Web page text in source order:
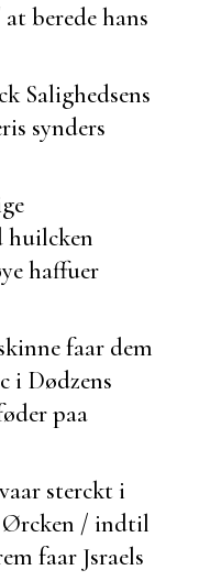
atberede hans
Salighedsens
synders
huilcken
haffuer
faar dem
i Dødzens
paa
sterckt i
Ørcken / indtil
faar Jsraels